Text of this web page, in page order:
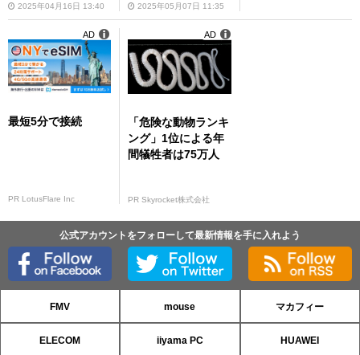
2025年04月16日 13:40 2025年05月07日 11:35
最短5分で接続
PR LotusFlare Inc
AD
「危険な動物ランキ
ング」1位による年
間犠牲者は75万人
PR Skyrocket株式会社
AD
公式アカウントをフォローして最新情報を手に入れよう
FMV mouse マカフィー
ELECOM iiyama PC HUAWEI